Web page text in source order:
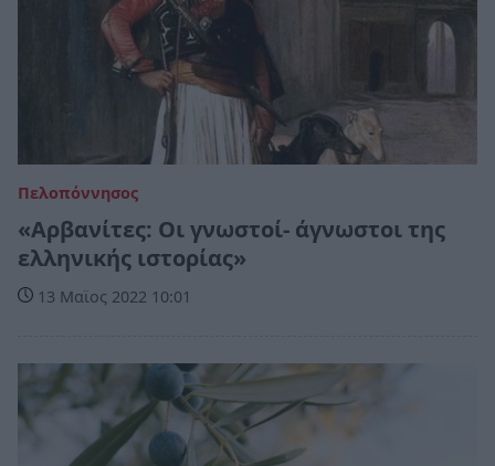
Πελοπόννησος
«Αρβανίτες: Οι γνωστοί- άγνωστοι της
ελληνικής ιστορίας»
13 Μαϊος 2022 10:01